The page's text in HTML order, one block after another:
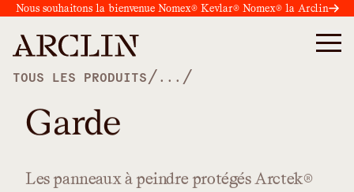
Nous souhaitons la bienvenue Nomex® Kevlar® Nomex® la Arclin
TOUS LES PRODUITS / ... /
Garde
Lespanneaux àpeindre protégés Arctek®